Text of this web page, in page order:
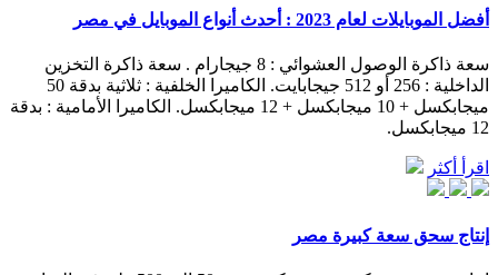
أفضل الموبايلات لعام 2023 : أحدث أنواع الموبايل في مصر
سعة ذاكرة الوصول العشوائي : 8 جيجارام . سعة ذاكرة التخزين
الداخلية : 256 أو 512 جيجابايت. الكاميرا الخلفية : ثلاثية بدقة 50
ميجابكسل + 10 ميجابكسل + 12 ميجابكسل. الكاميرا الأمامية : بدقة
12 ميجابكسل.
اقرأ أكثر
إنتاج سحق سعة كبيرة مصر